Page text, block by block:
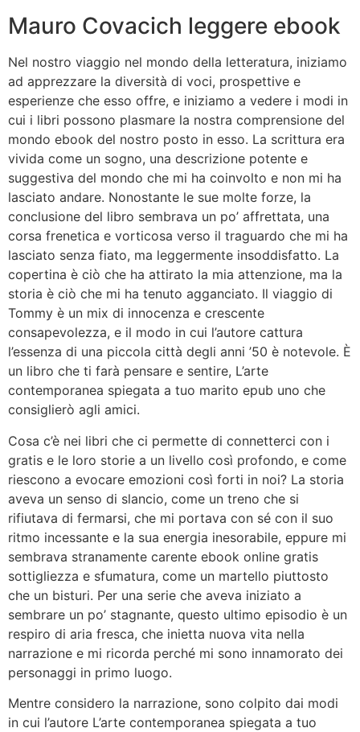
Mauro Covacich leggere ebook
Nel nostro viaggio nel mondo della letteratura, iniziamo
ad apprezzare la diversità di voci, prospettive e
esperienze che esso offre, e iniziamo a vedere i modi in
cui i libri possono plasmare la nostra comprensione del
mondo ebook del nostro posto in esso. La scrittura era
vivida come un sogno, una descrizione potente e
suggestiva del mondo che mi ha coinvolto e non mi ha
lasciato andare. Nonostante le sue molte forze, la
conclusione del libro sembrava un po’ affrettata, una
corsa frenetica e vorticosa verso il traguardo che mi ha
lasciato senza fiato, ma leggermente insoddisfatto. La
copertina è ciò che ha attirato la mia attenzione, ma la
storia è ciò che mi ha tenuto agganciato. Il viaggio di
Tommy è un mix di innocenza e crescente
consapevolezza, e il modo in cui l’autore cattura
l’essenza di una piccola città degli anni ’50 è notevole. È
un libro che ti farà pensare e sentire, L’arte
contemporanea spiegata a tuo marito epub uno che
consiglierò agli amici.
Cosa c’è nei libri che ci permette di connetterci con i
gratis e le loro storie a un livello così profondo, e come
riescono a evocare emozioni così forti in noi? La storia
aveva un senso di slancio, come un treno che si
rifiutava di fermarsi, che mi portava con sé con il suo
ritmo incessante e la sua energia inesorabile, eppure mi
sembrava stranamente carente ebook online gratis
sottigliezza e sfumatura, come un martello piuttosto
che un bisturi. Per una serie che aveva iniziato a
sembrare un po’ stagnante, questo ultimo episodio è un
respiro di aria fresca, che inietta nuova vita nella
narrazione e mi ricorda perché mi sono innamorato dei
personaggi in primo luogo.
Mentre considero la narrazione, sono colpito dai modi
in cui l’autore L’arte contemporanea spiegata a tuo